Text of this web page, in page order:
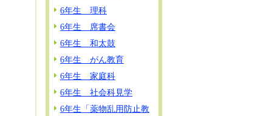
6年生 理科
6年生 席書会
6年生 和太鼓
6年生 がん教育
6年生 家庭科
6年生 社会科見学
6年生「薬物乱用防止教